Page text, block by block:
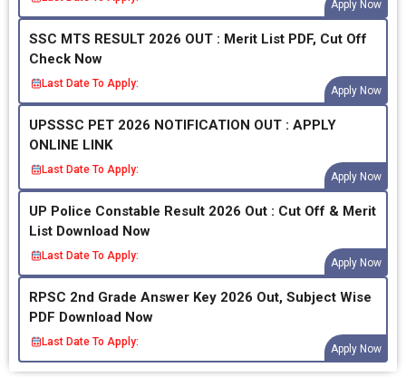
Apply Now
SSC MTS RESULT 2026 OUT : Merit List PDF, Cut Off
Check Now
Last Date To Apply:
Apply Now
UPSSSC PET 2026 NOTIFICATION OUT : APPLY
ONLINE LINK
Last Date To Apply:
Apply Now
UP Police Constable Result 2026 Out : Cut Off & Merit
List Download Now
Last Date To Apply:
Apply Now
RPSC 2nd Grade Answer Key 2026 Out, Subject Wise
PDF Download Now
Last Date To Apply:
Apply Now